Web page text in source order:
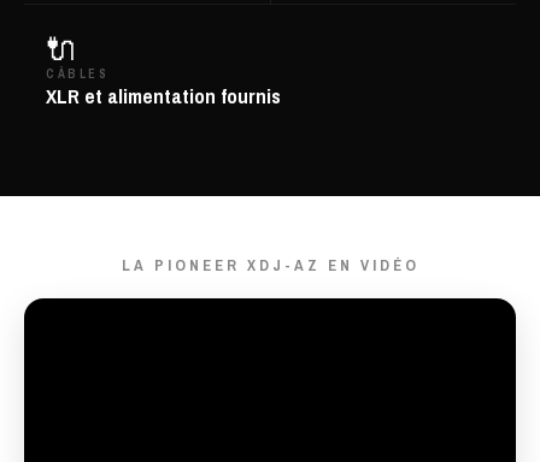
🔌
CÂBLES
XLR et alimentation fournis
LA PIONEER XDJ-AZ EN VIDÉO